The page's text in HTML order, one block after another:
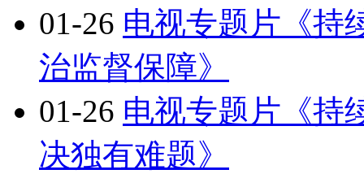
01-26 电视专题片《持
治监督保障》
01-26 电视专题片《持
决独有难题》